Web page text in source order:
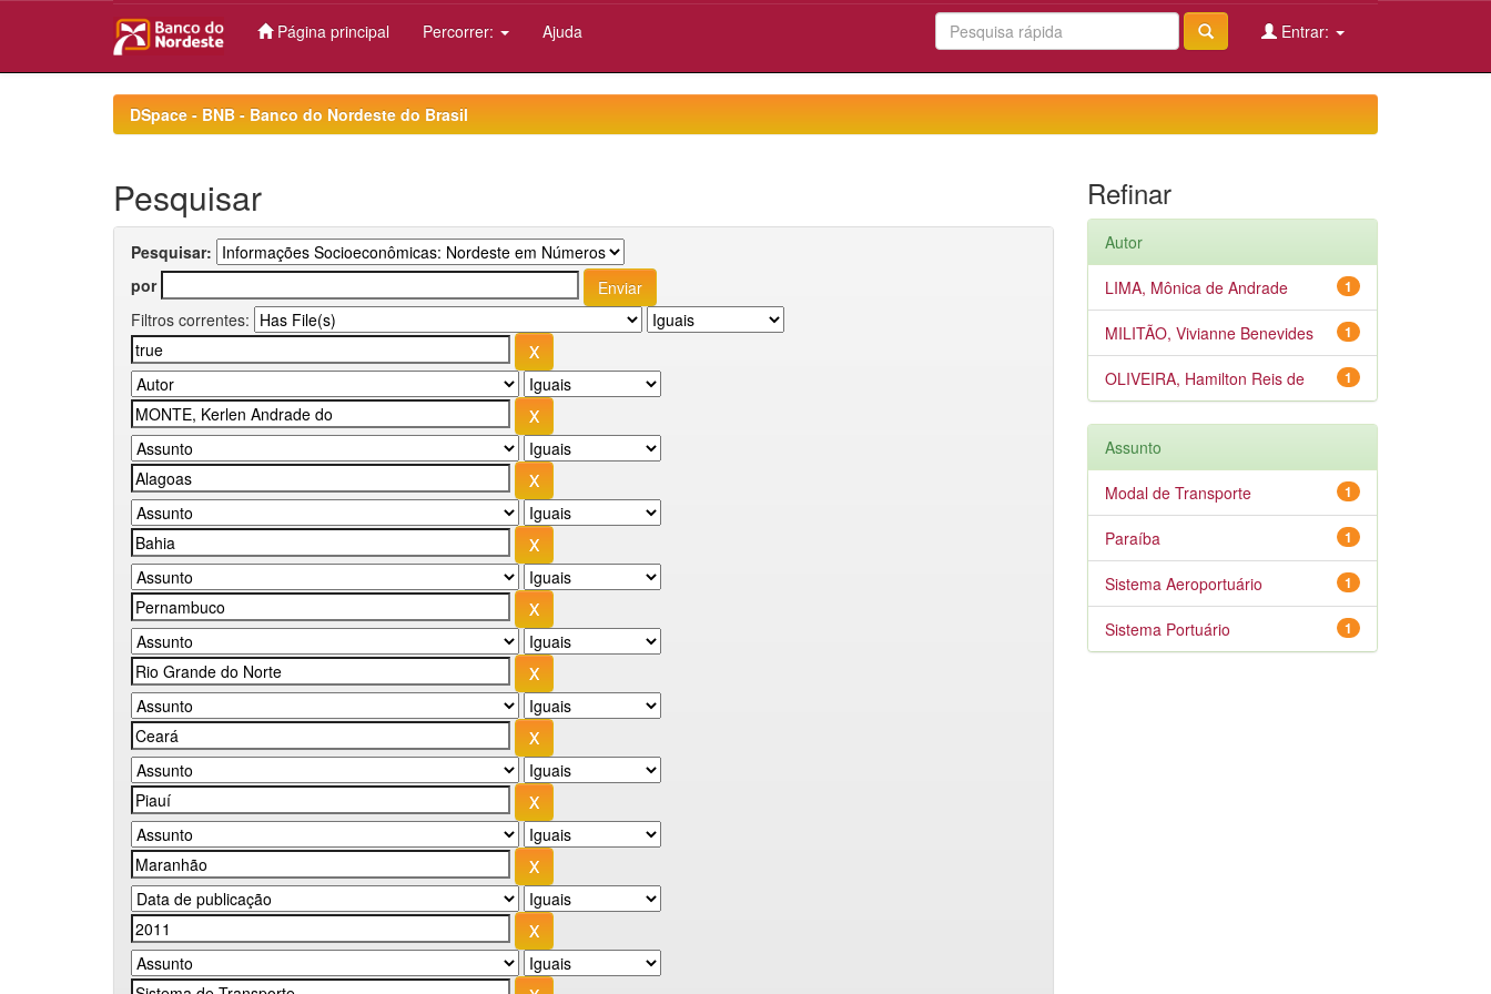
Página principal Percorrer: Ajuda Entrar:
DSpace - BNB - Banco do Nordeste do Brasil
Pesquisar
Pesquisar:
por
Filtros correntes:
Refinar
Autor
1
LIMA, Mônica de Andrade
1
MILITÃO, Vivianne Benevides
1
OLIVEIRA, Hamilton Reis de
Assunto
1
Modal de Transporte
1
Paraíba
1
Sistema Aeroportuário
1
Sistema Portuário